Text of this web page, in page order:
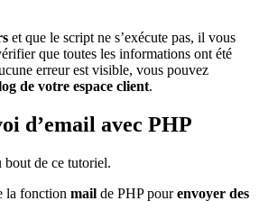
et que le script ne s’exécute pas, il vous
que toutes les informations ont été
erreur est visible, vous pouvez
de votre espace client.
d’email avec PHP
bout de ce tutoriel.
la fonction mail de PHP pourenvoyer des